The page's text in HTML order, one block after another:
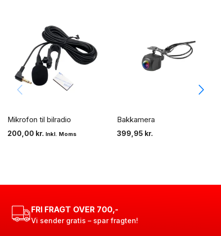
Mikrofon til bilradio
200,00 kr. Inkl. Moms
Bakkamera
399,95 kr.
FRI FRAGT OVER 700,-
Vi sender gratis – spar fragten!